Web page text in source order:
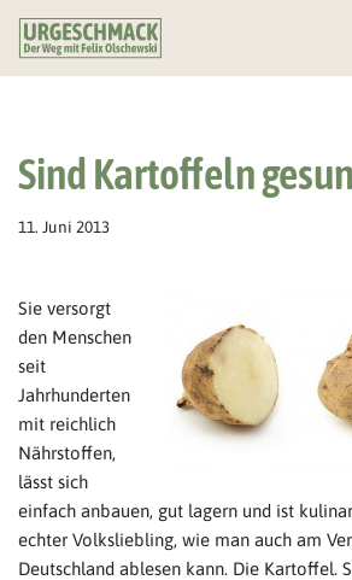
Zum
Sind Kartoffeln
11. Juni 2013
Sie versorgt
den Menschen
seit
Jahrhunderten
mit reichlich
Nährstoffen,
lässt sich
einfach anbauen, gut lagern und ist
echter Volksliebling, wie man auch am
Deutschland ablesen kann. Die Kartoffel.